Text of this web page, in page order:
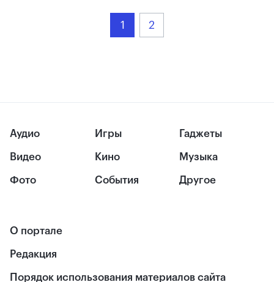
1 2
Аудио
Видео
Фото
Игры
Кино
События
Гаджеты
Музыка
Другое
О портале
Редакция
Порядок использования материалов сайта